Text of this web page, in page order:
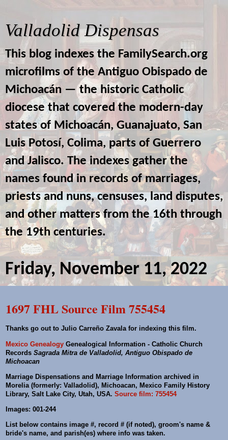
Valladolid Dispensas
This blog indexes the FamilySearch.org
microfilms of the Antiguo Obispado de
Michoacán — the historic Catholic
diocese that covered the modern-day
states of Michoacán, Guanajuato, San
Luis Potosí, Colima, parts of Guerrero
and Jalisco. The indexes gather the
names found in records of marriages,
priests and nuns, censuses, land disputes,
and other matters from the 16th through
the 19th centuries.
Friday, November 11, 2022
1697 FHL Source Film 755454
Thanks go out to Julio Carreño Zavala for indexing this film.
Mexico Genealogy Genealogical Information - Catholic Church
Records Sagrada Mitra de Valladolid, Antiguo Obispado de
Michoacan
Marriage Dispensations and Marriage Information archived in
Morelia (formerly: Valladolid), Michoacan, Mexico Family History
Library, Salt Lake City, Utah, USA. Source film: 755454
Images: 001-244
List below contains image #, record # (if noted), groom's name &
bride's name, and parish(es) where info was taken.